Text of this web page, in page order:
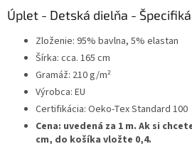
Úplet - Detská dielňa -
Zloženie: 95% bavlna, 5% elastan
Šírka: cca. 165 cm
Gramáž: 210 g/m²
Výrobca: EU
Certifikácia: Oeko-Tex Standard 100
Cena: uvedená za 1 m. Ak si
cm, do košíka vložte 0,4.